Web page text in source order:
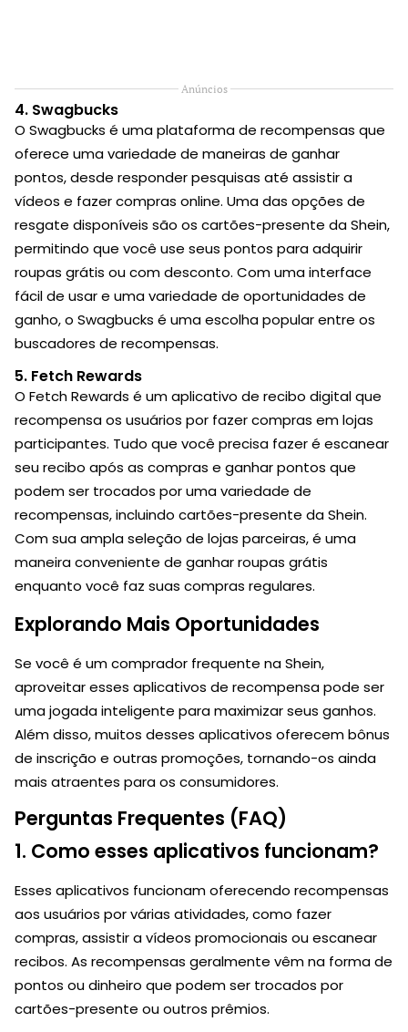
Anúncios
4. Swagbucks
O Swagbucks é uma plataforma de recompensas que
oferece uma variedade de maneiras de ganhar
pontos, desde responder pesquisas até assistir a
vídeos e fazer compras online. Uma das opções de
resgate disponíveis são os cartões-presente da Shein,
permitindo que você use seus pontos para adquirir
roupas grátis ou com desconto. Com uma interface
fácil de usar e uma variedade de oportunidades de
ganho, o Swagbucks é uma escolha popular entre os
buscadores de recompensas.
5. Fetch Rewards
O Fetch Rewards é um aplicativo de recibo digital que
recompensa os usuários por fazer compras em lojas
participantes. Tudo que você precisa fazer é escanear
seu recibo após as compras e ganhar pontos que
podem ser trocados por uma variedade de
recompensas, incluindo cartões-presente da Shein.
Com sua ampla seleção de lojas parceiras, é uma
maneira conveniente de ganhar roupas grátis
enquanto você faz suas compras regulares.
Explorando Mais Oportunidades
Se você é um comprador frequente na Shein,
aproveitar esses aplicativos de recompensa pode ser
uma jogada inteligente para maximizar seus ganhos.
Além disso, muitos desses aplicativos oferecem bônus
de inscrição e outras promoções, tornando-os ainda
mais atraentes para os consumidores.
Perguntas Frequentes (FAQ)
1. Como esses aplicativos funcionam?
Esses aplicativos funcionam oferecendo recompensas
aos usuários por várias atividades, como fazer
compras, assistir a vídeos promocionais ou escanear
recibos. As recompensas geralmente vêm na forma de
pontos ou dinheiro que podem ser trocados por
cartões-presente ou outros prêmios.